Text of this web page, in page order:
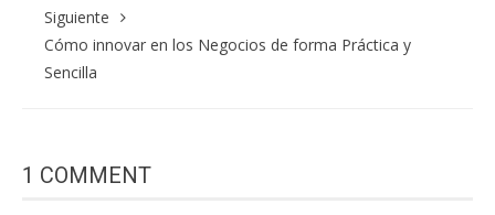
Siguiente
Cómo innovar en los Negocios de forma Práctica y
Sencilla
1 COMMENT